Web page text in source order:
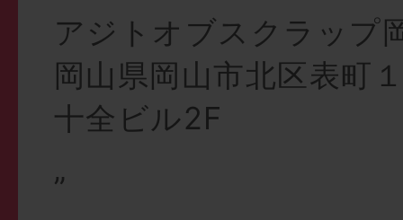
アジトオブスクラップ
岡山県岡山市北区表町
十全ビル2F
”